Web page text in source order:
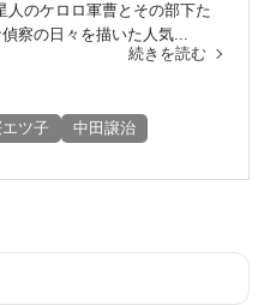
人のケロロ軍曹とその部下た
察の日々を描いた人気...
続きを読む
ツ子 中田譲治